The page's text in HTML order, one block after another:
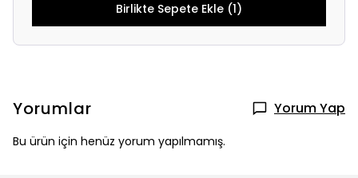
Birlikte Sepete Ekle (1)
Yorumlar Yorum Yap
Bu ürün için henüz yorum yapılmamış.